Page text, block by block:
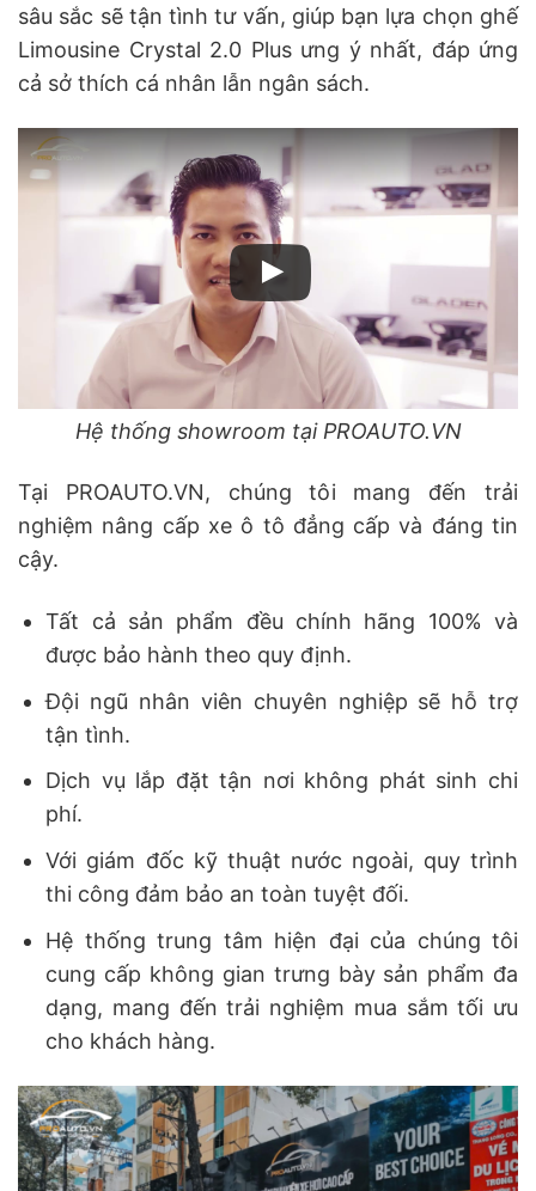
sâu sắc sẽ tận tình tư vấn, giúp bạn lựa chọn ghế
Limousine Crystal 2.0 Plus ưng ý nhất, đáp ứng
cả sở thích cá nhân lẫn ngân sách.
Hệ thống showroom tại PROAUTO.VN
Tại PROAUTO.VN, chúng tôi mang đến trải
nghiệm nâng cấp xe ô tô đẳng cấp và đáng tin
cậy.
Tất cả sản phẩm đều chính hãng 100% và
được bảo hành theo quy định.
Đội ngũ nhân viên chuyên nghiệp sẽ hỗ trợ
tận tình.
Dịch vụ lắp đặt tận nơi không phát sinh chi
phí.
Với giám đốc kỹ thuật nước ngoài, quy trình
thi công đảm bảo an toàn tuyệt đối.
Hệ thống trung tâm hiện đại của chúng tôi
cung cấp không gian trưng bày sản phẩm đa
dạng, mang đến trải nghiệm mua sắm tối ưu
cho khách hàng.